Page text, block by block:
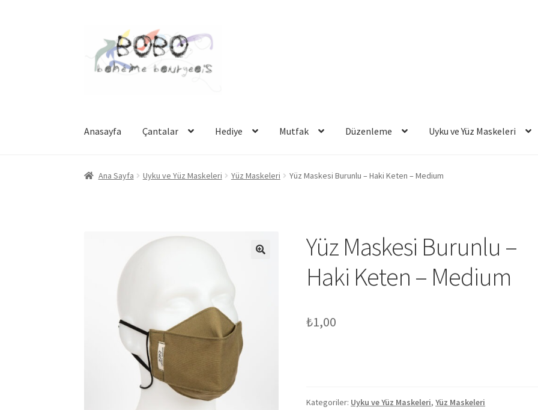
Dolaşıma
Anasayfa Çantalar Hediye Mutfak Düzenleme Uyku ve Yüz Maskeleri
Ana Sayfa Uyku ve Yüz Maskeleri Yüz Maskeleri Yüz Maskesi Burunlu – Haki Keten – Medium
Yüz Maskesi Burunlu –
Haki Keten – Medium
₺1,00
Kategoriler: Uyku ve Yüz Maskeleri,Yüz Maskeleri